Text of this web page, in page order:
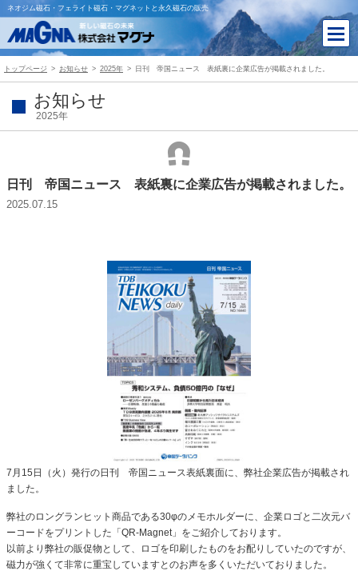
ネオジム磁石・フェライト磁石・マグネットと永久磁石の販売
トップページ お知らせ 2025年 日刊 帝国ニュース 表紙裏に企業広告が掲載されました。
お知らせ
2025年
日刊 帝国ニュース 表紙裏に企業広告が掲載されました。
2025.07.15
7月15日（火）発行の日刊 帝国ニュース表紙裏面に、弊社企業広告が掲載され
ました。
弊社のロングランヒット商品である30φのメモホルダーに、企業ロゴと二次元バ
ーコードをプリントした「QR-Magnet」をご紹介しております。
以前より弊社の販促物として、ロゴを印刷したものをお配りしていたのですが、
磁力が強くて非常に重宝していますとのお声を多くいただいておりました。